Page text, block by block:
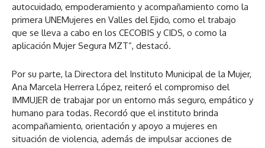
autocuidado, empoderamiento y acompañamiento como la
primera UNEMujeres en Valles del Ejido, como el trabajo
que se lleva a cabo en los CECOBIS y CIDS, o como la
aplicación Mujer Segura MZT”, destacó.
Por su parte, la Directora del Instituto Municipal de la Mujer,
Ana Marcela Herrera López, reiteró el compromiso del
IMMUJER de trabajar por un entorno más seguro, empático y
humano para todas. Recordó que el instituto brinda
acompañamiento, orientación y apoyo a mujeres en
situación de violencia, además de impulsar acciones de